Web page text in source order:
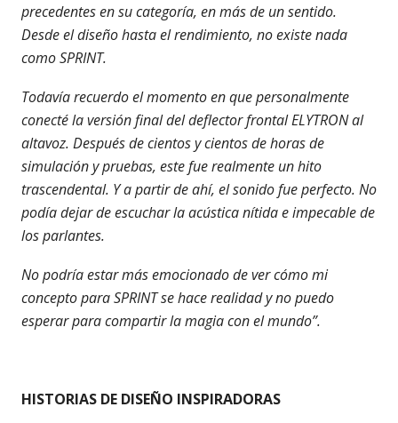
precedentes en su categoría, en más de un sentido.
Desde el diseño hasta el rendimiento, no existe nada
como SPRINT.
Todavía recuerdo el momento en que personalmente
conecté la versión final del deflector frontal ELYTRON al
altavoz. Después de cientos y cientos de horas de
simulación y pruebas, este fue realmente un hito
trascendental. Y a partir de ahí, el sonido fue perfecto. No
podía dejar de escuchar la acústica nítida e impecable de
los parlantes.
No podría estar más emocionado de ver cómo mi
concepto para SPRINT se hace realidad y no puedo
esperar para compartir la magia con el mundo”.
HISTORIAS DE DISEÑO INSPIRADORAS